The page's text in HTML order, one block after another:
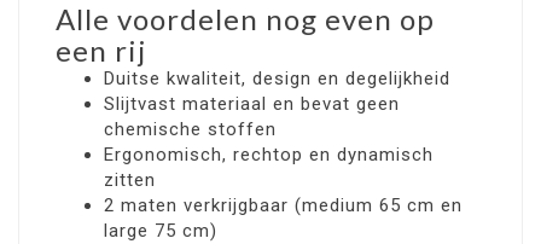
Alle voordelen nog even op
een rij
Duitse kwaliteit, design en degelijkheid
Slijtvast materiaal en bevat geen
chemische stoffen
Ergonomisch, rechtop en dynamisch
zitten
2 maten verkrijgbaar (medium 65 cm en
large 75 cm)